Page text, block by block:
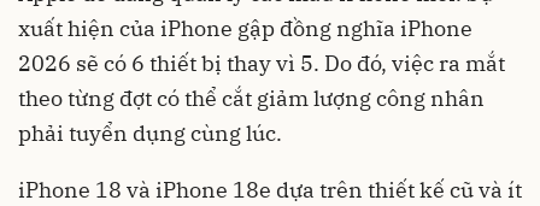
xuất hiện của iPhone gập đồng nghĩa iPhone
2026 sẽ có 6 thiết bị thay vì 5. Do đó, việc ra mắt
theo từng đợt có thể cắt giảm lượng công nhân
phải tuyển dụng cùng lúc.
iPhone 18 và iPhone 18e dựa trên thiết kế cũ và ít